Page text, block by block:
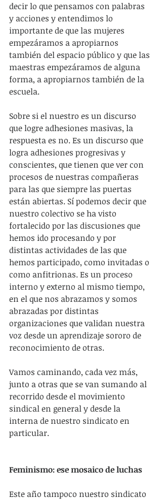
decir lo que pensamos con palabras
y acciones y entendimos lo
importante de que las mujeres
empezáramos a apropiarnos
también del espacio público y que las
maestras empezáramos de alguna
forma, a apropiarnos también de la
escuela.
Sobre si el nuestro es un discurso
que logre adhesiones masivas, la
respuesta es no. Es un discurso que
logra adhesiones progresivas y
conscientes, que tienen que ver con
procesos de nuestras compañeras
para las que siempre las puertas
están abiertas. Sí podemos decir que
nuestro colectivo se ha visto
fortalecido por las discusiones que
hemos ido procesando y por
distintas actividades de las que
hemos participado, como invitadas o
como anfitrionas. Es un proceso
interno y externo al mismo tiempo,
en el que nos abrazamos y somos
abrazadas por distintas
organizaciones que validan nuestra
voz desde un aprendizaje sororo de
reconocimiento de otras.
Vamos caminando, cada vez más,
junto a otras que se van sumando al
recorrido desde el movimiento
sindical en general y desde la
interna de nuestro sindicato en
particular.
Feminismo: ese mosaico de luchas
Este año tampoco nuestro sindicato